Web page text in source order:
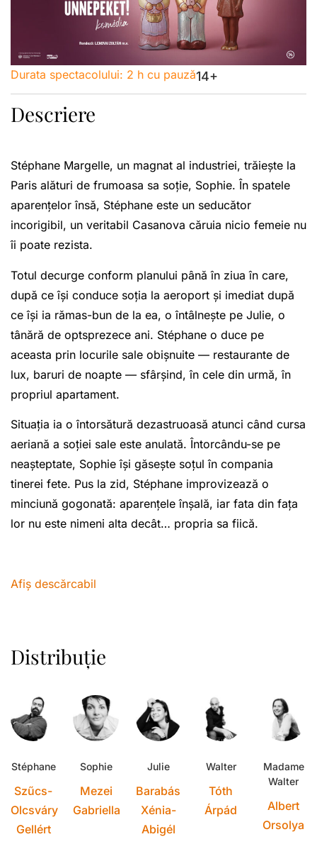
Durata spectacolului: 2 h cu pauză14+
Descriere
Stéphane Margelle, un magnat al industriei, trăiește la
Paris alături de frumoasa sa soție, Sophie. În spatele
aparențelor însă, Stéphane este un seducător
incorigibil, un veritabil Casanova căruia nicio femeie nu
îi poate rezista.
Totul decurge conform planului până în ziua în care,
după ce își conduce soția la aeroport și imediat după
ce își ia rămas-bun de la ea, o întâlnește pe Julie, o
tânără de optsprezece ani. Stéphane o duce pe
aceasta prin locurile sale obișnuite — restaurante de
lux, baruri de noapte — sfârșind, în cele din urmă, în
propriul apartament.
Situația ia o întorsătură dezastruoasă atunci când cursa
aeriană a soției sale este anulată. Întorcându-se pe
neașteptate, Sophie își găsește soțul în compania
tinerei fete. Pus la zid, Stéphane improvizează o
minciună gogonată: aparențele înșală, iar fata din fața
lor nu este nimeni alta decât… propria sa fiică.
Afiș descărcabil
Distribuție
Stéphane
Szűcs-
Olcsváry
Gellért
Sophie
Mezei
Gabriella
Julie
Barabás
Xénia-
Abigél
Walter
Tóth
Árpád
Madame
Walter
Albert
Orsolya